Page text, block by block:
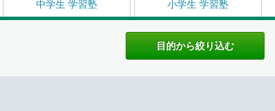
中学生 学習塾 小学生 学習塾